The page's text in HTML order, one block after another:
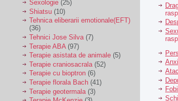
Sexologie (25)
Shiatsu (10)
Tehnica eliberarii emotionale(EFT)
(36)
Tehnici Jose Silva(7)
Terapie ABA (97)
Terapie asistata de animale (5)
Terapie craniosacrala (52)
Terapie cu bioptron (6)
Terapie florala Bach (41)
Terapie geotermala (3)